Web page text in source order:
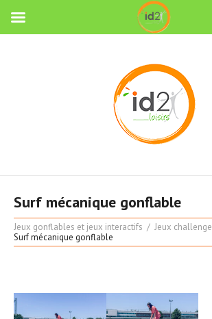
Surf mécanique gonflable
Jeux gonflables et jeux interactifs
Jeux challenge
Surf mécanique gonflable